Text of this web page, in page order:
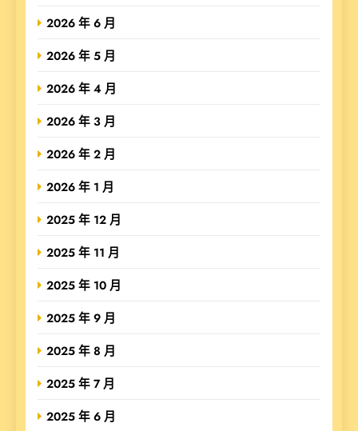
2026 年 6 月
2026 年 5 月
2026 年 4 月
2026 年 3 月
2026 年 2 月
2026 年 1 月
2025 年 12 月
2025 年 11 月
2025 年 10 月
2025 年 9 月
2025 年 8 月
2025 年 7 月
2025 年 6 月